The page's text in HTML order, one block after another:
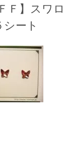
Ｆ】ス
ート